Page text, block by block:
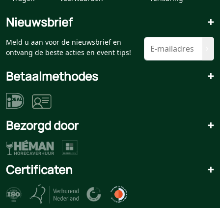
Nieuwsbrief +
Meld u aan voor de nieuwsbrief en
ontvang de beste acties en event tips!
Betaalmethodes +
Bezorgd door +
Certificaten +